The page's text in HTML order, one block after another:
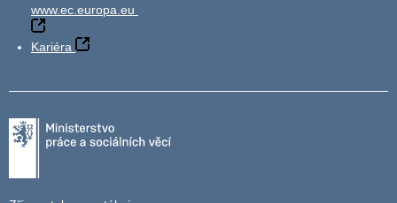
www.ec.europa.eu
Kariéra